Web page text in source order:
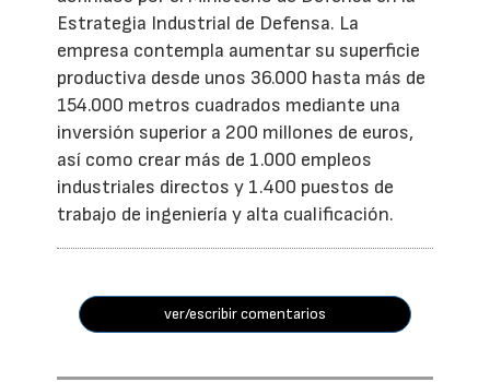
Estrategia Industrial de Defensa. La
empresa contempla aumentar su superficie
productiva desde unos 36.000 hasta más de
154.000 metros cuadrados mediante una
inversión superior a 200 millones de euros,
así como crear más de 1.000 empleos
industriales directos y 1.400 puestos de
trabajo de ingeniería y alta cualificación.
ver/escribir comentarios